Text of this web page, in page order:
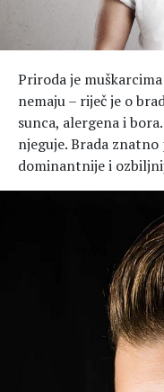
Priroda je
nemaju – riječ je o
sunca, alergena i
njeguje. Brada
dominantnije i